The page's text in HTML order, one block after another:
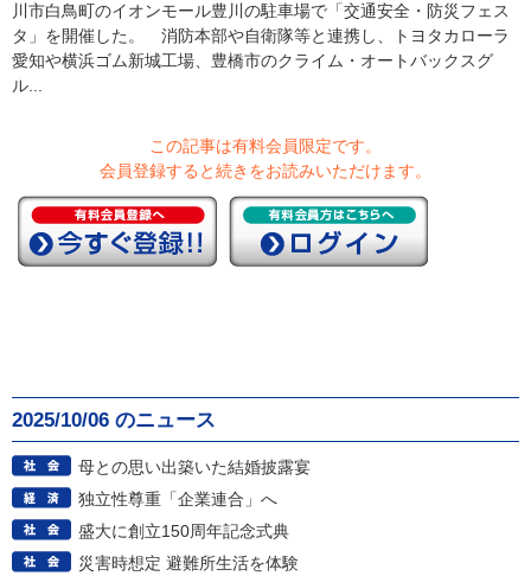
川市白鳥町のイオンモール豊川の駐車場で「交通安全・防災フェス
タ」を開催した。 消防本部や自衛隊等と連携し、トヨタカローラ
愛知や横浜ゴム新城工場、豊橋市のクライム・オートバックスグ
ル...
この記事は有料会員限定です。
会員登録すると続きをお読みいただけます。
2025/10/06 のニュース
母との思い出築いた結婚披露宴
独立性尊重「企業連合」へ
盛大に創立150周年記念式典
災害時想定 避難所生活を体験